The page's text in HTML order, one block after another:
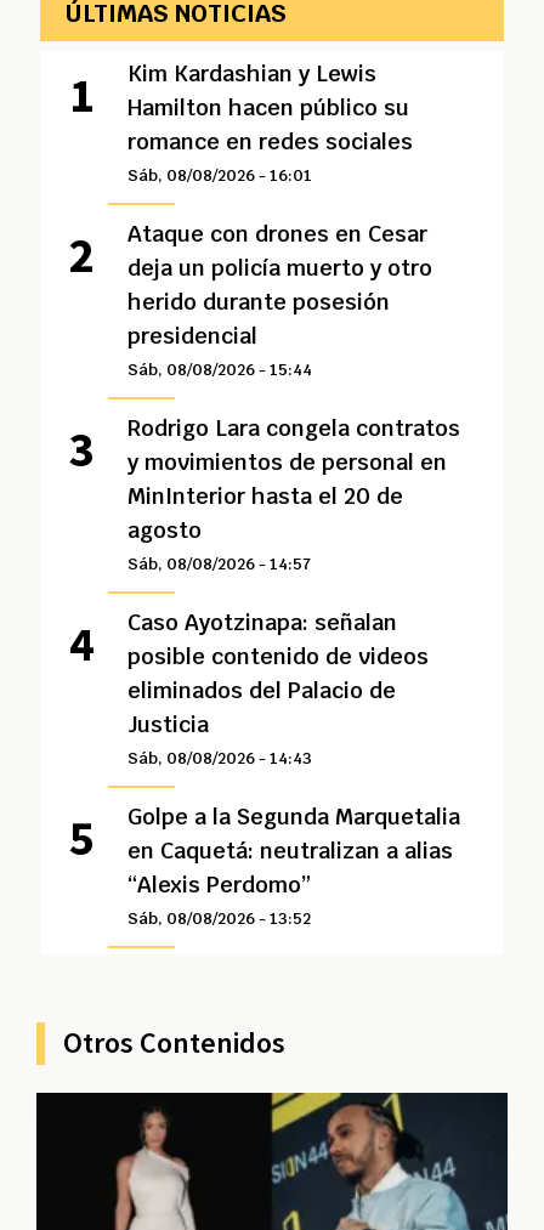
ÚLTIMAS NOTICIAS
Kim Kardashian y Lewis
Hamilton hacen público su
romance en redes sociales
Sáb, 08/08/2026 - 16:01
Ataque con drones en Cesar
deja un policía muerto y otro
herido durante posesión
presidencial
Sáb, 08/08/2026 - 15:44
Rodrigo Lara congela contratos
y movimientos de personal en
MinInterior hasta el 20 de
agosto
Sáb, 08/08/2026 - 14:57
Caso Ayotzinapa: señalan
posible contenido de videos
eliminados del Palacio de
Justicia
Sáb, 08/08/2026 - 14:43
Golpe a la Segunda Marquetalia
en Caquetá: neutralizan a alias
“Alexis Perdomo”
Sáb, 08/08/2026 - 13:52
Otros Contenidos